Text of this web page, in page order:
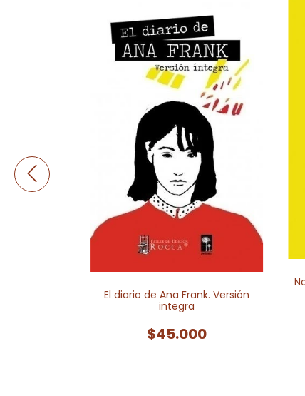
El diario de Ana Frank. Versión
integra
$45.000